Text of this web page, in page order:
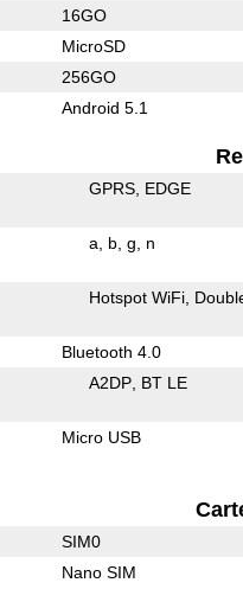
16GO
MicroSD
256GO
Android 5.1
GPRS EDGE
a b g n
Hotspot WiFi
Bluetooth 4.0
A2DP BT LE
Micro USB
SIM0
Nano SIM